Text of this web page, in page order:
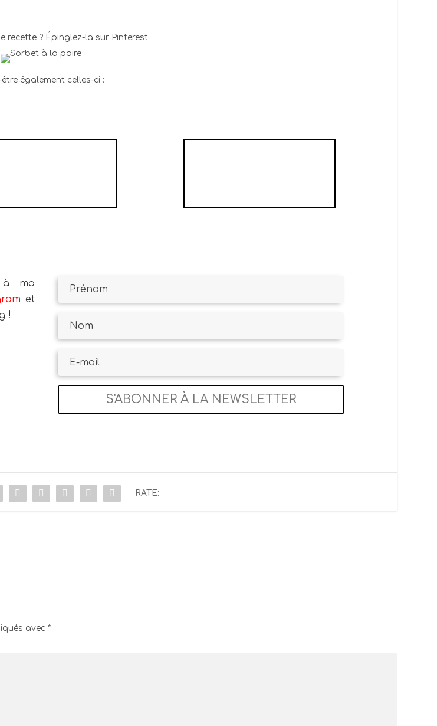
recette ? Épinglez-la sur Pinterest
également celles-ci :
à ma
et
!
S'ABONNER À LA NEWSLETTER
RATE:
avec*